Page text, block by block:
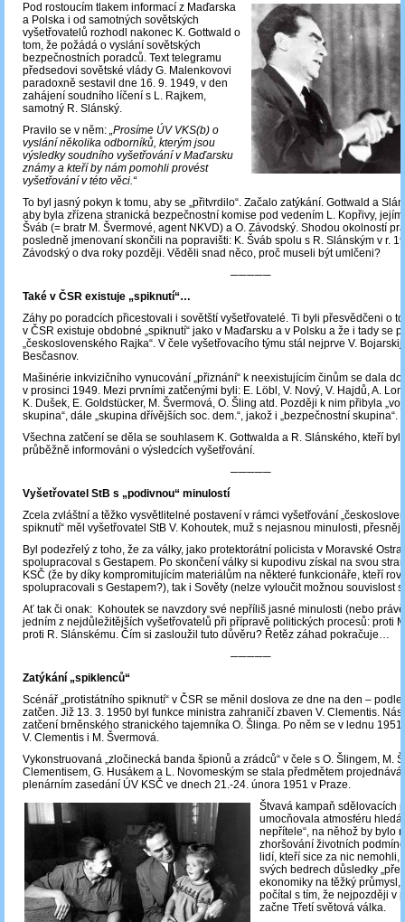
Pod rostoucím tlakem informací z Maďarska
a Polska i od samotných sovětských
vyšetřovatelů rozhodl nakonec K. Gottwald o
tom, že požádá o vyslání sovětských
bezpečnostních poradců. Text telegramu
předsedovi sovětské vlády G. Malenkovovi
paradoxně sestavil dne 16. 9. 1949, v den
zahájení soudního líčení s L. Rajkem,
samotný R. Slánský.
Pravilo se v něm: „Prosíme ÚV VKS(b) o
vyslání několika odborníků, kterým jsou
výsledky soudního vyšetřování v Maďarsku
známy a kteří by nám pomohli provést
vyšetřování v této věci.“
To byl jasný pokyn k tomu, aby se „přitvrdilo“. Začalo zatýkání. Gottwald a
aby byla zřízena stranická bezpečnostní komise pod vedením L. Kopřivy,
Šváb (= bratr M. Švermové, agent NKVD) a O. Závodský. Shodou okolností
posledně jmenovaní skončili na popravišti: K. Šváb spolu s R. Slánským v r.
Závodský o dva roky později. Věděli snad něco, proč museli být umlčeni?
─────
Také v ČSR existuje „spiknutí“…
Záhy po poradcích přicestovali i sovětští vyšetřovatelé. Ti byli přesvědčeni o
v ČSR existuje obdobné „spiknutí“ jako v Maďarsku a v Polsku a že i tady se
„československého Rajka“. V čele vyšetřovacího týmu stál nejprve V. Bojarskij
Besčasnov.
Mašinérie inkvizičního vynucování „přiznání“ k neexistujícím činům se dala
v prosinci 1949. Mezi prvními zatčenými byli: E. Löbl, V. Nový, V. Hajdů, A.
K. Dušek, E. Goldstücker, M. Švermová, O. Šling atd. Později k nim přibyla
skupina“, dále „skupina dřívějších soc. dem.“, jakož i „bezpečnostní skupina“.
Všechna zatčení se děla se souhlasem K. Gottwalda a R. Slánského, kteří
průběžně informováni o výsledcích vyšetřování.
─────
Vyšetřovatel StB s „podivnou“ minulostí
Zcela zvláštní a těžko vysvětlitelné postavení v rámci vyšetřování
spiknutí“ měl vyšetřovatel StB V. Kohoutek, muž s nejasnou minulosti,
Byl podezřelý z toho, že za války, jako protektorátní policista v Moravské
spolupracoval s Gestapem. Po skončení války si kupodivu získal na svou
KSČ (že by díky kompromitujícím materiálům na některé funkcionáře, kteří
spolupracovali s Gestapem?), tak i Sověty (nelze vyloučit možnou souvislost
Ať tak či onak: Kohoutek se navzdory své nepříliš jasné minulosti (nebo
jedním z nejdůležitějších vyšetřovatelů při přípravě politických procesů: proti
proti R. Slánskému. Čím si zasloužil tuto důvěru? Řetěz záhad pokračuje…
─────
Zatýkání „spiklenců“
Scénář „protistátního spiknutí“ v ČSR se měnil doslova ze dne na den –
zatčen. Již 13. 3. 1950 byl funkce ministra zahraničí zbaven V. Clementis.
zatčení brněnského stranického tajemníka O. Šlinga. Po něm se v lednu
V. Clementis i M. Švermová.
Vykonstruovaná „zločinecká banda špionů a zrádců“ v čele s O. Šlingem, M.
Clementisem, G. Husákem a L. Novomeským se stala předmětem
plenárním zasedání ÚV KSČ ve dnech 21.-24. února 1951 v Praze.
Štvavá kampaň sdělovacích
umocňovala atmosféru
nepřítele“, na něhož by bylo
zhoršování životních
lidí, kteří sice za nic nemohli,
svých bedrech důsledky
ekonomiky na těžký průmysl,
počítal s tím, že nejpozději v
začne Třetí světová válka.